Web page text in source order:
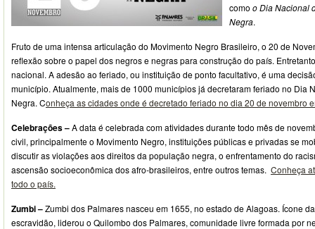
como o Dia Nacional
Negra.
Fruto de uma intensa articulação do Movimento Negro Brasileiro, o 20 de
reflexão sobre o papel dos negros e negras para construção do país.
nacional. A adesão ao feriado, ou instituição de ponto facultativo, é uma
município. Atualmente, mais de 1000 municípios já decretaram feriado no Dia
Negra. Conheça as cidades onde é decretado feriado no dia 20 de novembro
Celebrações –A data é celebrada com atividades durante todo mês de
civil, principalmente o Movimento Negro, instituições públicas e privadas se
discutir as violações aos direitos da população negra, o enfrentamento do
ascensão socioeconômica dos afro-brasileiros, entre outros temas. Conheça
todo o país.
Zumbi –Zumbi dos Palmares nasceu em 1655, no estado de Alagoas. Ícone
escravidão, liderou o Quilombo dos Palmares, comunidade livre formada por